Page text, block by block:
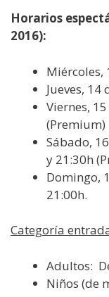
Horarios
2016):
Miércoles,
Jueves, 14
Viernes,
(Premium)
Sábado,
y 21:30h
Domingo,
21:00h.
Categoría
Adultos:
Niños (de